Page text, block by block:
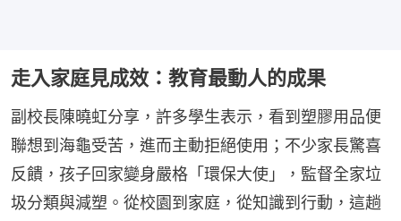
走入家庭見成效：教育最動人的成果
副校長陳曉虹分享，許多學生表示，看到塑膠用品便
聯想到海龜受苦，進而主動拒絕使用；不少家長驚喜
反饋，孩子回家變身嚴格「環保大使」，監督全家垃
圾分類與減塑。從校園到家庭，從知識到行動，這趟